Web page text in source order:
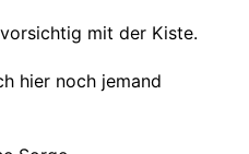
mit der Kiste.
hier noch jemand